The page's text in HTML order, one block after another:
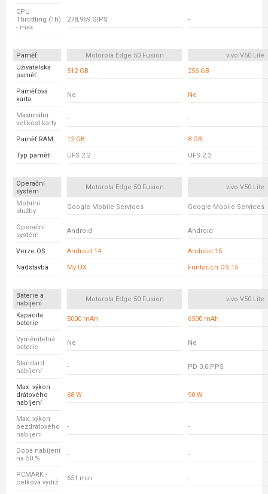
CPU
Throttling (1h)
- max
278,969 GIPS -
Paměť Motorola Edge 50 Fusion
vivo V50 Lite
Uživatelská
paměť
512 GB 256 GB
Paměťová
karta
Ne Ne
Maximální
velikost karty
- -
Paměť RAM 12 GB 8 GB
Typ paměti UFS 2.2 UFS 2.2
Operační
systém
Motorola Edge 50 Fusion vivo V50 Lite
Mobilní
služby
Google Mobile Services Google Mobile Services
Operační
systém
Android Android
Verze OS Android 14 Android 15
Nadstavba My UX Funtouch OS 15
Baterie a
nabíjení
Motorola Edge 50 Fusion vivo V50 Lite
Kapacita
baterie
5000 mAh 6500 mAh
Vyměnitelná
baterie
Ne Ne
Standard
nabíjení
- PD 3.0;PPS
Max. výkon
drátového
nabíjení
68 W 90 W
Max. výkon
bezdrátového
nabíjení
- -
Doba nabíjení
na 50 %
- -
PCMARK -
celková výdrž
651 min -